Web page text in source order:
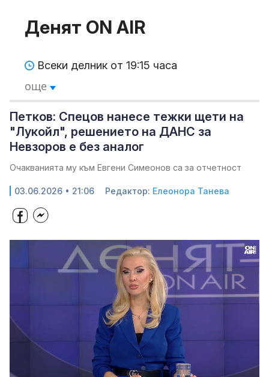
Денят ON AIR
Всеки делник от 19:15 часа
още
Петков: Спецов нанесе тежки щети на
"Лукойл", решението на ДАНС за
Невзоров е без аналог
Очакванията му към Евгени Симеонов са за отчетност
03.06.2026 • 21:06 Редактор: Елеонора Танева
Loaded